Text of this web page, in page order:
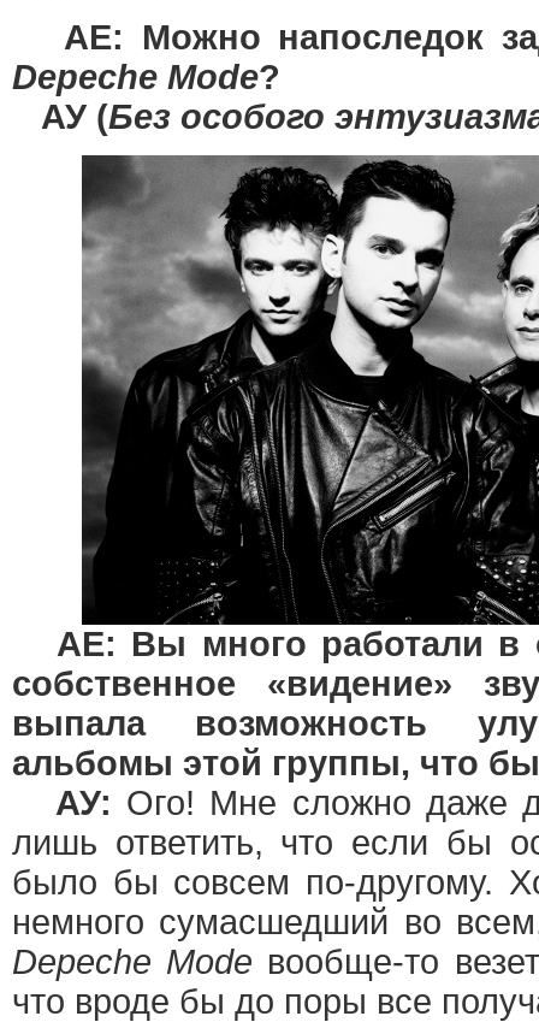
AE: Можно напоследок
Depeche Mode?
АУ (Без особого
AE: Вы много работали в
собственное «видение»
выпала возможность
альбомы этой группы, что
АУ: Ого! Мне сложно даже
лишь ответить, что если бы
было бы совсем по-другому.
немного сумасшедший во
Depeche Mode вообще-то
что вроде бы до поры все